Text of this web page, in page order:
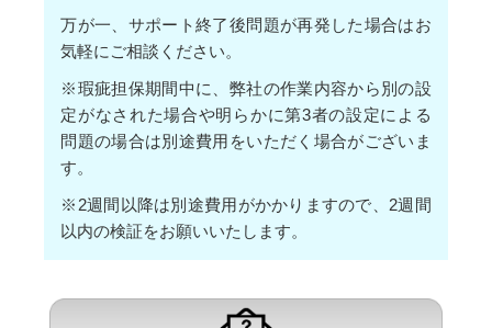
万が一、サポート終了後問題が再発した場合はお
気軽にご相談ください。
※瑕疵担保期間中に、弊社の作業内容から別の設
定がなされた場合や明らかに第3者の設定による
問題の場合は別途費用をいただく場合がございま
す。
※2週間以降は別途費用がかかりますので、2週間
以内の検証をお願いいたします。